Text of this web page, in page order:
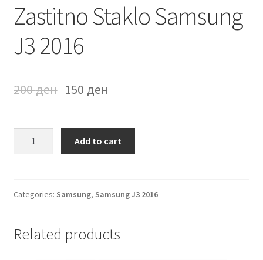
Zastitno Staklo Samsung
J3 2016
200ден 150 ден
2016
Add to cart
Categories: Samsung, Samsung J3 2016
Related products